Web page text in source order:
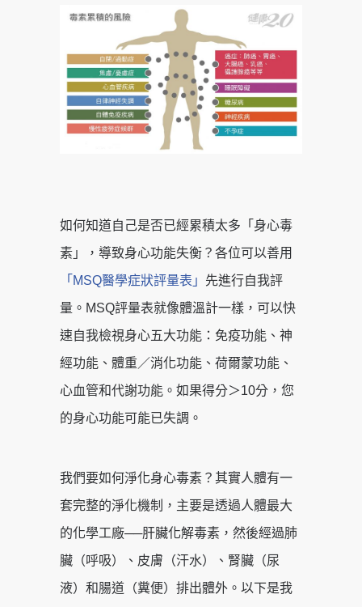
如何知道自己是否已經累積太多「身心毒
素」，導致身心功能失衡？各位可以善用
「MSQ醫學症狀評量表」 先進行自我評
量。MSQ評量表就像體溫計一樣，可以快
速自我檢視身心五大功能：免疫功能、神
經功能、體重／消化功能、荷爾蒙功能、
心血管和代謝功能。如果得分＞10分，您
的身心功能可能已失調。
我們要如何淨化身心毒素？其實人體有一
套完整的淨化機制，主要是透過人體最大
的化學工廠──肝臟化解毒素，然後經過肺
臟（呼吸）、皮膚（汗水）、腎臟（尿
液）和腸道（糞便）排出體外。以下是我